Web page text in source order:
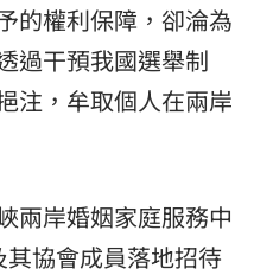
的權利保障，卻淪為
過干預我國選舉制
注，牟取個人在兩岸
兩岸婚姻家庭服務中
協會成員落地招待